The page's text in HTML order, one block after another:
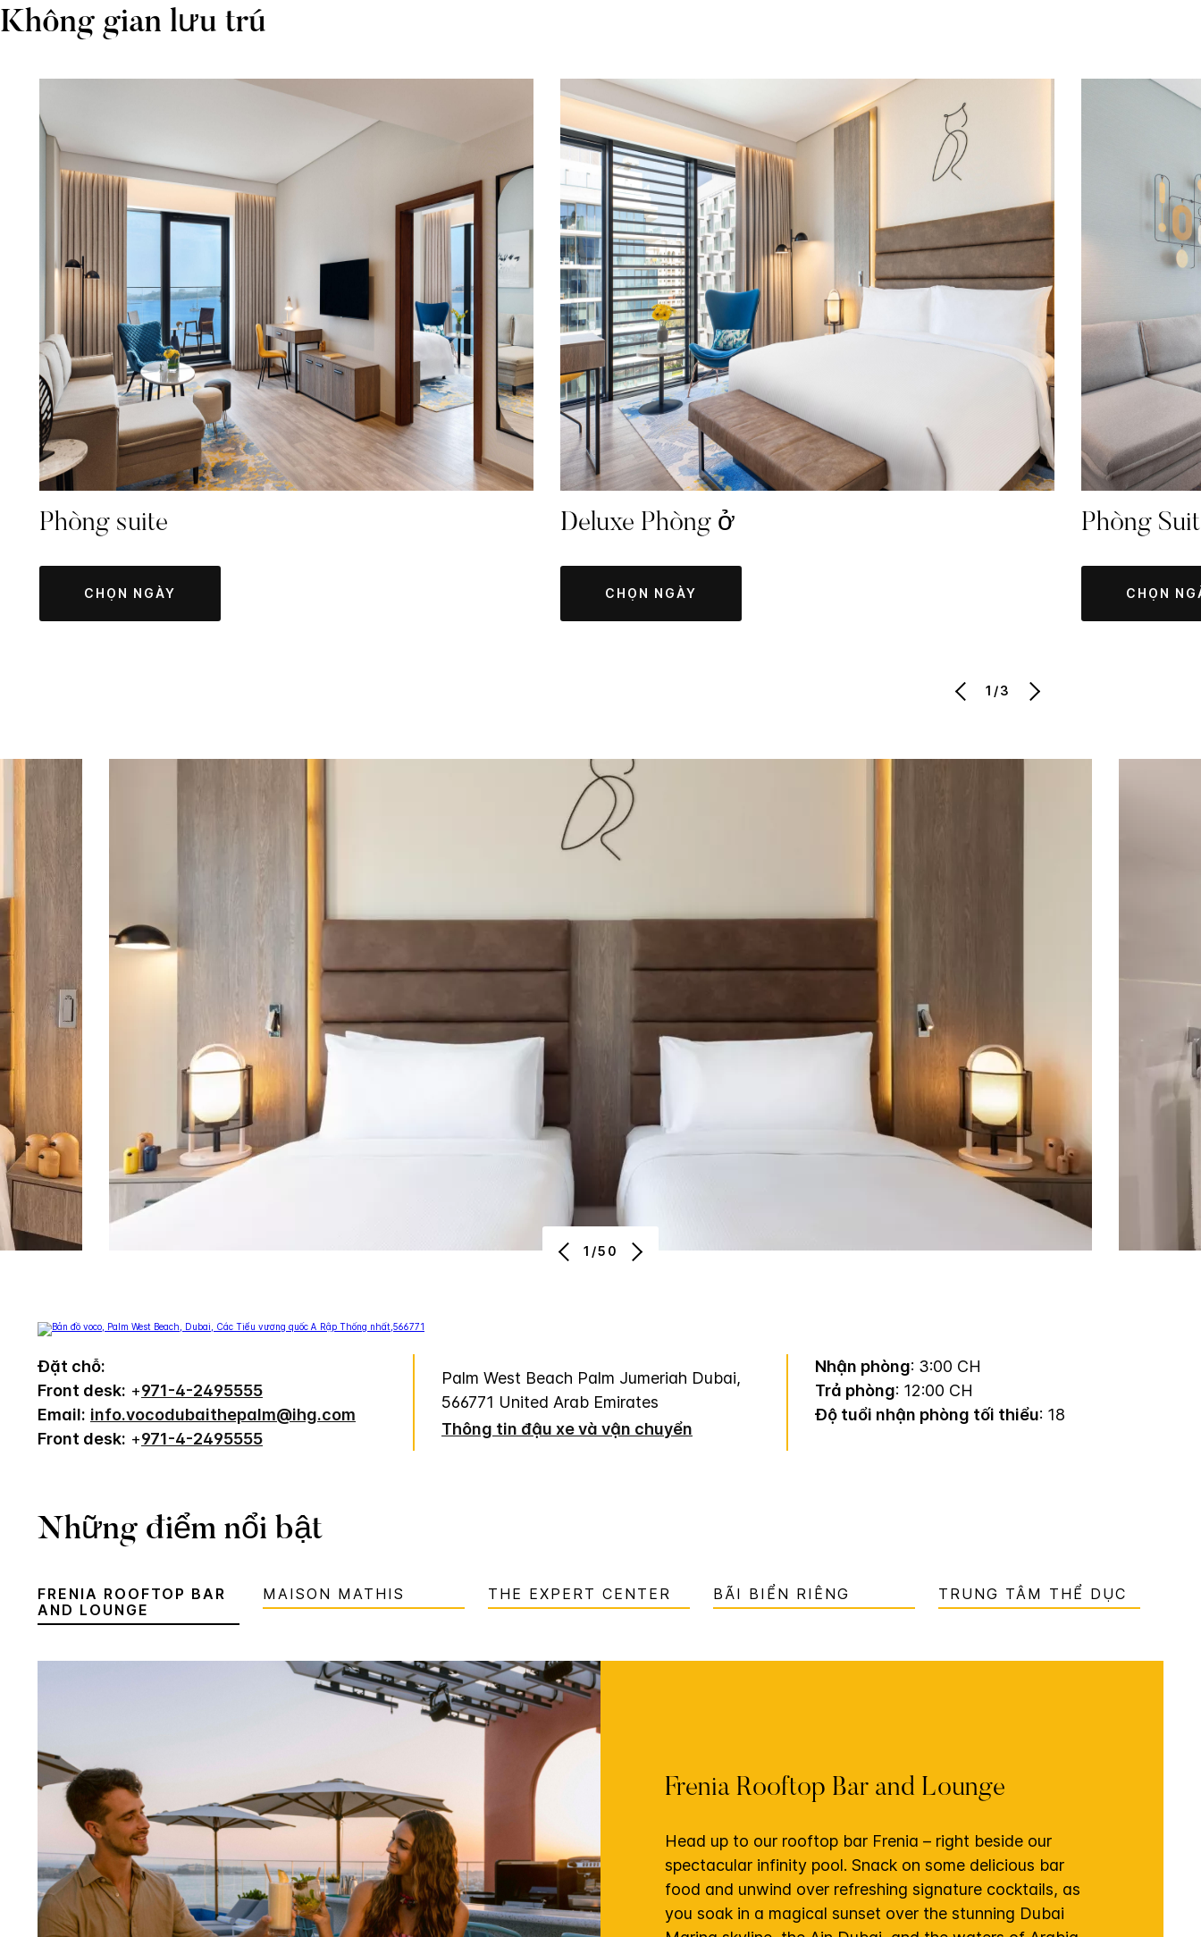
Không gian lưu trú
Phòng suite
CHỌN NGÀY
Deluxe Phòng ở
CHỌN NGÀY
Phòng
CHỌN
1/3
1/50
Đặt chỗ:
Front desk: +971-4-2495555
Email: info.vocodubaithepalm@ihg.com
Front desk: +971-4-2495555
Palm West Beach Palm Jumeriah Dubai,
566771 United Arab Emirates
Thông tin đậu xe và vận chuyển
Nhận phòng: 3:00 CH
Trả phòng: 12:00 CH
Độ tuổi nhận phòng tối thiểu: 18
Những điểm nổi bật
FRENIA ROOFTOP BAR
AND LOUNGE
MAISON MATHIS THE EXPERT CENTER BÃI BIỂN RIÊNG TRUNG TÂM THỂ DỤC
Frenia Rooftop Bar and Lounge
Head up to our rooftop bar Frenia – right beside our
spectacular infinity pool. Snack on some delicious bar
food and unwind over refreshing signature cocktails, as
you soak in a magical sunset over the stunning Dubai